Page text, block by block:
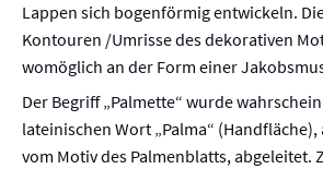
Lappen sich bogenförmig entwickeln.
Kontouren /Umrisse des dekorativen
womöglich an der Form einer
Der Begriff „Palmette“ wurde
lateinischen Wort „Palma“
vom Motiv des Palmenblatts, abgeleitet.